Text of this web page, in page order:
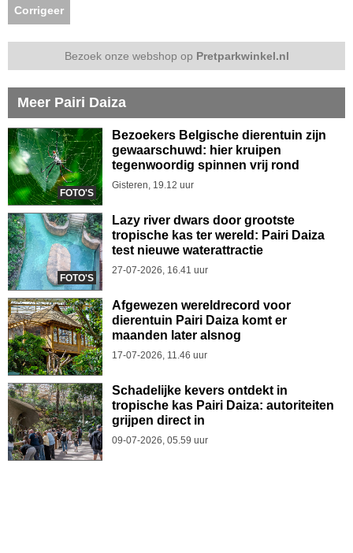
Corrigeer
Bezoek onze webshop op Pretparkwinkel.nl
Meer Pairi Daiza
FOTO'S
Bezoekers Belgische dierentuin zijn
gewaarschuwd: hier kruipen
tegenwoordig spinnen vrij rond
Gisteren, 19.12 uur
FOTO'S
Lazy river dwars door grootste
tropische kas ter wereld: Pairi Daiza
test nieuwe waterattractie
27-07-2026, 16.41 uur
Afgewezen wereldrecord voor
dierentuin Pairi Daiza komt er
maanden later alsnog
17-07-2026, 11.46 uur
Schadelijke kevers ontdekt in
tropische kas Pairi Daiza: autoriteiten
grijpen direct in
09-07-2026, 05.59 uur